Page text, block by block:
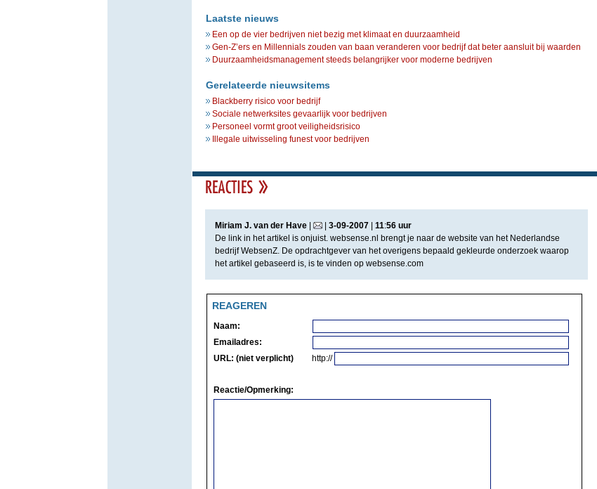
Laatste nieuws
Een op de vier bedrijven niet bezig met klimaat en duurzaamheid
Gen-Z’ers en Millennials zouden van baan veranderen voor bedrijf dat beter aansluit bij waarden
Duurzaamheidsmanagement steeds belangrijker voor moderne bedrijven
Gerelateerde nieuwsitems
Blackberry risico voor bedrijf
Sociale netwerksites gevaarlijk voor bedrijven
Personeel vormt groot veiligheidsrisico
Illegale uitwisseling funest voor bedrijven
Miriam J. van der Have| | 3-09-2007| 11:56 uur
De link in het artikel is onjuist. websense.nl brengt je naar de website van het Nederlandse
bedrijf WebsenZ. De opdrachtgever van het overigens bepaald gekleurde onderzoek waarop
het artikel gebaseerd is, is te vinden op websense.com
REAGEREN
Naam:
Emailadres:
URL: (niet verplicht)
http://
Reactie/Opmerking: